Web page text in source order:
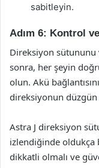
sabitleyin.
Adım 6: Kontrol
Direksiyon
sonra, her şeyin
olun. Akü
direksiyonun düzgün
Astra J direksiyon
izlendiğinde oldukça
dikkatli olmalı ve